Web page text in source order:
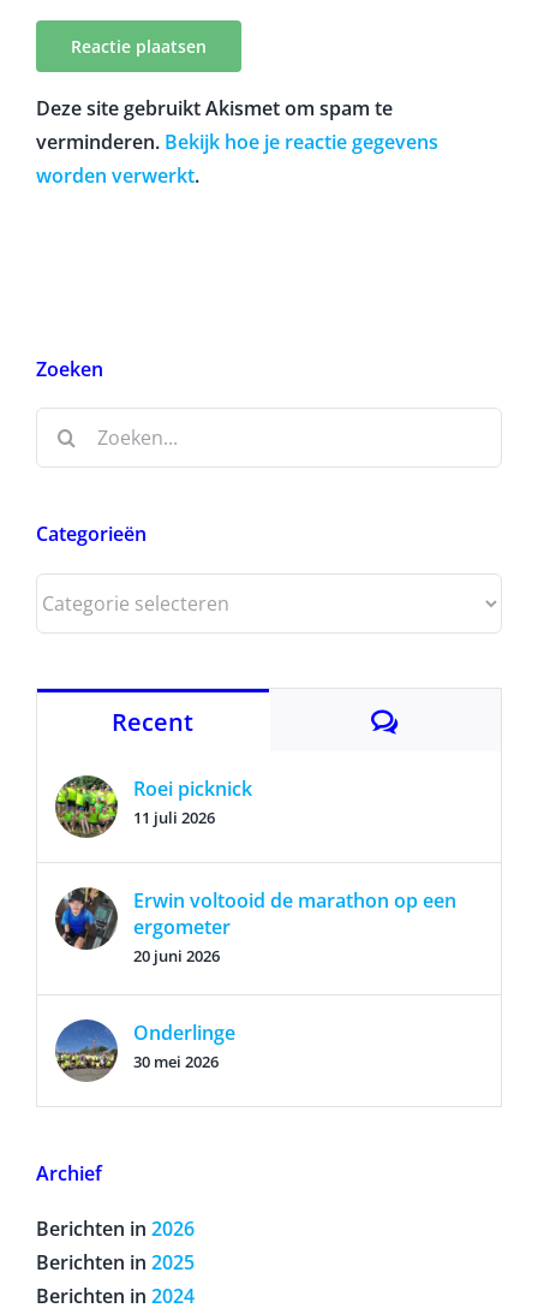
Deze site gebruikt Akismet om spam te
verminderen. Bekijk hoe je reactie gegevens
worden verwerkt.
Zoeken
Zoeken
Categorieën
Categorieën
Recent Reacties
Roei picknick
11 juli 2026
Erwin voltooid de marathon op een
ergometer
20 juni 2026
Onderlinge
30 mei 2026
Archief
Berichten in 2026
Berichten in 2025
Berichten in 2024